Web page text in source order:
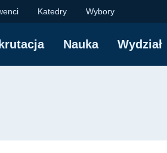
i
Katedry Wybory
Nauka Wydział